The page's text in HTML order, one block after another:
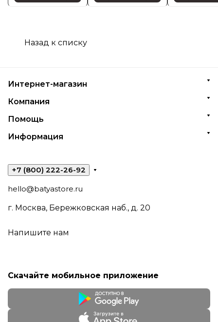
Назад к списку
Интернет-магазин
Компания
Помощь
Информация
+7 (800) 222-26-92
hello@batyastore.ru
г. Москва, Бережковская наб., д. 20
Напишите нам
Скачайте мобильное приложение